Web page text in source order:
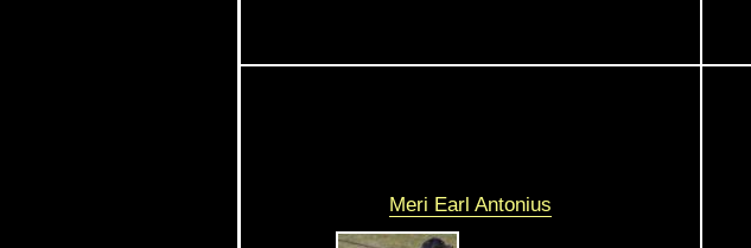
Meri Earl Antonius